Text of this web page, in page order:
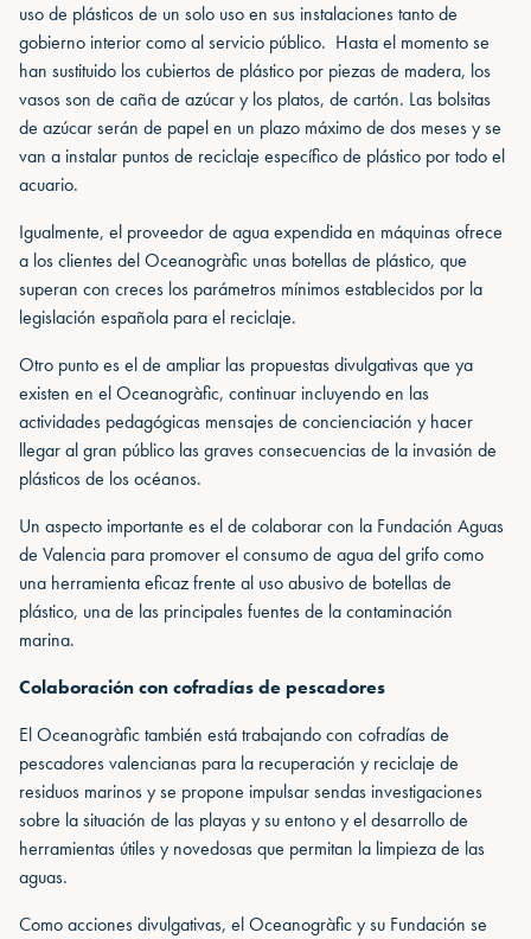
uso de plásticos de un solo uso en sus instalaciones tanto de
gobierno interior como al servicio público. Hasta el momento se
han sustituido los cubiertos de plástico por piezas de madera, los
vasos son de caña de azúcar y los platos, de cartón. Las bolsitas
de azúcar serán de papel en un plazo máximo de dos meses y se
van a instalar puntos de reciclaje específico de plástico por todo el
acuario.
Igualmente, el proveedor de agua expendida en máquinas ofrece
a los clientes del Oceanogràfic unas botellas de plástico, que
superan con creces los parámetros mínimos establecidos por la
legislación española para el reciclaje.
Otro punto es el de ampliar las propuestas divulgativas que ya
existen en el Oceanogràfic, continuar incluyendo en las
actividades pedagógicas mensajes de concienciación y hacer
llegar al gran público las graves consecuencias de la invasión de
plásticos de los océanos.
Un aspecto importante es el de colaborar con la Fundación Aguas
de Valencia para promover el consumo de agua del grifo como
una herramienta eficaz frente al uso abusivo de botellas de
plástico, una de las principales fuentes de la contaminación
marina.
Colaboración con cofradías de pescadores
El Oceanogràfic también está trabajando con cofradías de
pescadores valencianas para la recuperación y reciclaje de
residuos marinos y se propone impulsar sendas investigaciones
sobre la situación de las playas y su entono y el desarrollo de
herramientas útiles y novedosas que permitan la limpieza de las
aguas.
Como acciones divulgativas, el Oceanogràfic y su Fundación se